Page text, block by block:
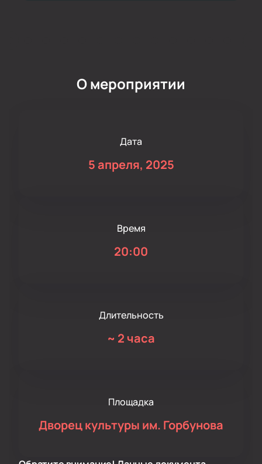
О мероприятии
Дата
5 апреля, 2025
Время
20:00
Длительность
~ 2 часа
Площадка
Дворец культуры им. Горбунова